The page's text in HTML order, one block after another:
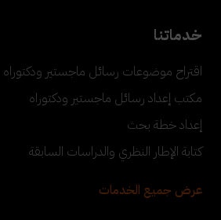
خدماتنا
اقتراح موضوعات رسائل ماجستير ودكتوراه
مكتب إعداد رسائل ماجستير ودكتوراه
إعداد خطة بحث
كتابة الإطار النظري والدراسات السابقة
عرض جميع الخدمات